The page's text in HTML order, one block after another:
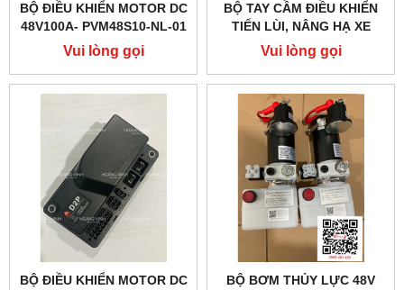
BỘ ĐIỀU KHIỂN MOTOR DC
48V100A- PVM48S10-NL-01
(PTE20Q)
Vui lòng gọi
BỘ TAY CẦM ĐIỀU KHIỂN
TIẾN LÙI, NÂNG HẠ XE
NÂNG ĐIỆN PTE15QA
Vui lòng gọi
BỘ ĐIỀU KHIỂN MOTOR DC
BỘ BƠM THỦY LỰC 48V